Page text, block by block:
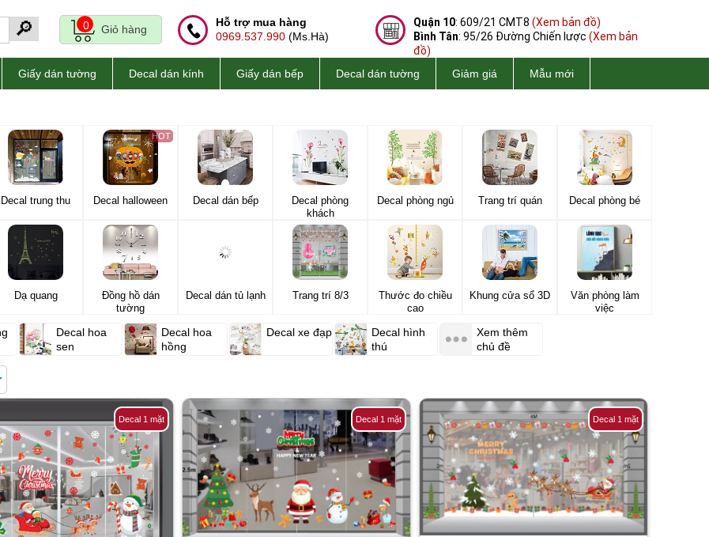
🔎 0 Giỏ hàng
Hỗ trợ mua hàng
0969.537.990 (Ms.Hà)
Quận 10: 609/21 CMT8 (Xem bản đồ)
Bình Tân: 95/26 Đường Chiến lược (Xem bản
đồ)
Giấy dán tường Decal dán kính Giấy dán bếp Decal dán tường Giảm giá Mẫu mới
Decal trung thu
HOT
Decal halloween Decal dán bếp
Decal phòng
khách
Decal phòng ngủ Trang trí quán Decal phòng bé
Dạ quang
Đồng hồ dán
tường
Decal dán tủ lạnh Trang trí 8/3
Thước đo chiều
cao
Khung cửa sổ 3D
Văn phòng làm
việc
Decal hoa
sen
Decal hoa
hồng
Decal xe đạp
Decal hình
thú
Xem thêm
chủ đề
Decal 1 mặt Decal 1 mặt Decal 1 mặt